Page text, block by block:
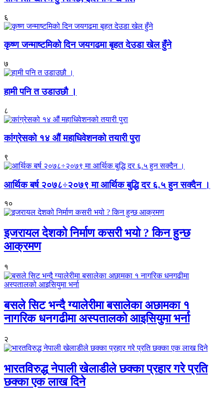
६
कृष्ण जन्माष्टमिको दिन जयगढमा बृहत देउडा खेल हुँने
७
हामी पनि त उडाउछौ ।
८
कांग्रेसको १४ औं महाधिवेशनको तयारी पुरा
९
आर्थिक बर्ष २०७८÷२०७९ मा आर्थिक बुद्धि दर ६.५ हुन सक्दैन ।
१०
इजरायल देशको निर्माण कसरी भयो ? किन हुन्छ
आक्रमण
१
बसले सिट भन्दै ग्यालेरीमा बसालेका अछामका १
नागरिक धनगढीमा अस्पतालको आइसियुमा भर्ना
२
भारतविरुद्ध नेपाली खेलाडीले छक्का प्रहार गरे प्रति
छक्का एक लाख दिने